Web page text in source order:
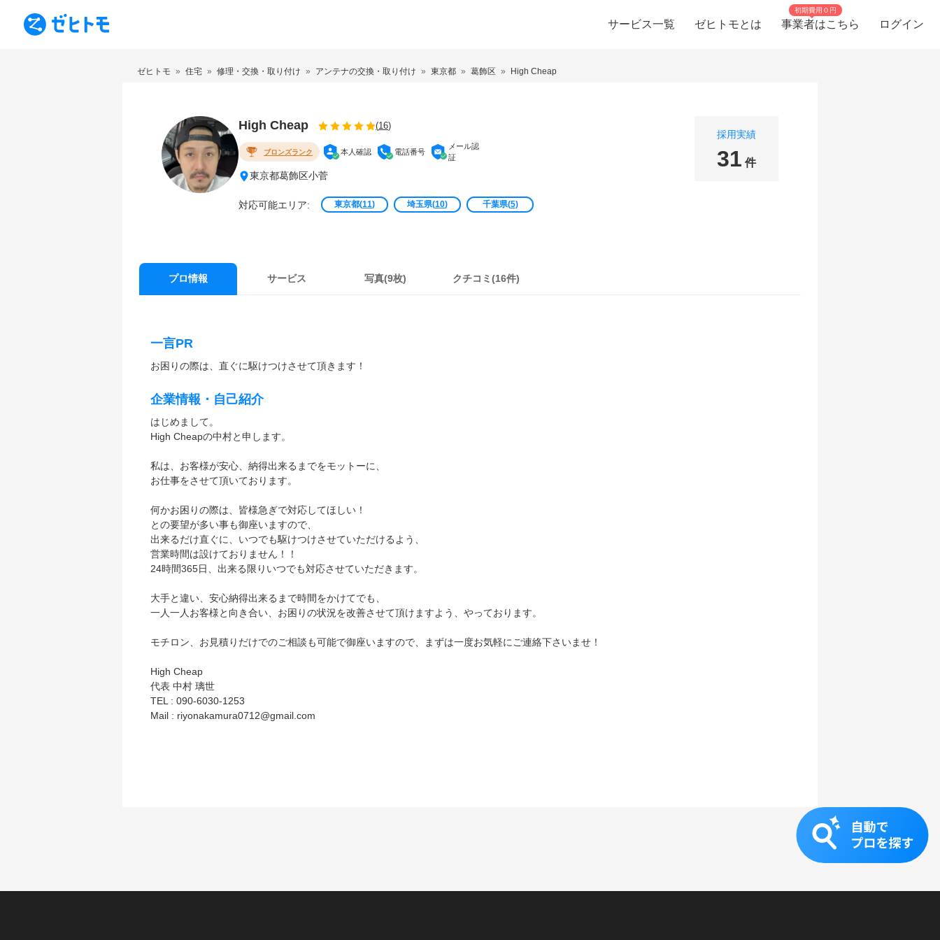
サービス一覧 ゼヒトモとは 事業者はこちら
初期費用０円
ログイン
ゼヒトモ 住宅 修理・交換・取り付け アンテナの交換・取り付け 東京都 葛飾区 High Cheap
High Cheap (16)
ブロンズランク 本人確認 電話番号
メール認
証
東京都葛飾区小菅
対応可能エリア: 東京都(11) 埼玉県(10) 千葉県(5)
採用実績
31 件
プロ情報 サービス 写真(9枚) クチコミ(16件)
一言PR
お困りの際は、直ぐに駆けつけさせて頂きます！
企業情報・自己紹介
はじめまして。
High Cheapの中村と申します。
私は、お客様が安心、納得出来るまでをモットーに、
お仕事をさせて頂いております。
何かお困りの際は、皆様急ぎで対応してほしい！
との要望が多い事も御座いますので、
出来るだけ直ぐに、いつでも駆けつけさせていただけるよう、
営業時間は設けておりません！！
24時間365日、出来る限りいつでも対応させていただきます。
大手と違い、安心納得出来るまで時間をかけてでも、
一人一人お客様と向き合い、お困りの状況を改善させて頂けますよう、やっております。
モチロン、お見積りだけでのご相談も可能で御座いますので、まずは一度お気軽にご連絡下さいませ！
High Cheap
代表 中村 璃世
TEL : 090-6030-1253
Mail : riyonakamura0712@gmail.com